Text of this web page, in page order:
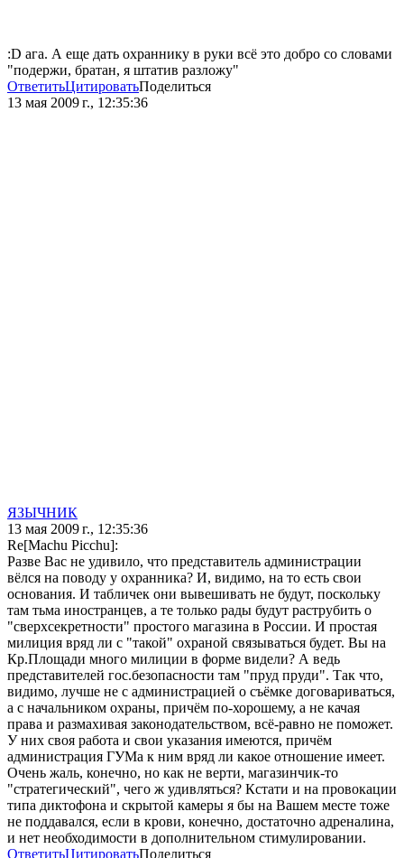
:D ага. А еще дать охраннику в руки всё это добро со словами
"подержи, братан, я штатив разложу"
ОтветитьЦитироватьПоделиться
13 мая 2009 г., 12:35:36
ЯЗЫЧНИК
13 мая 2009 г., 12:35:36
Re[Machu Picchu]:
Разве Вас не удивило, что представитель администрации
вёлся на поводу у охранника? И, видимо, на то есть свои
основания. И табличек они вывешивать не будут, поскольку
там тьма иностранцев, а те только рады будут раструбить о
"сверхсекретности" простого магазина в России. И простая
милиция вряд ли с "такой" охраной связываться будет. Вы на
Кр.Площади много милиции в форме видели? А ведь
представителей гос.безопасности там "пруд пруди". Так что,
видимо, лучше не с администрацией о съёмке договариваться,
а с начальником охраны, причём по-хорошему, а не качая
права и размахивая законодательством, всё-равно не поможет.
У них своя работа и свои указания имеются, причём
администрация ГУМа к ним вряд ли какое отношение имеет.
Очень жаль, конечно, но как не верти, магазинчик-то
"стратегический", чего ж удивляться? Кстати и на провокации
типа диктофона и скрытой камеры я бы на Вашем месте тоже
не поддавался, если в крови, конечно, достаточно адреналина,
и нет необходимости в дополнительном стимулировании.
ОтветитьЦитироватьПоделиться